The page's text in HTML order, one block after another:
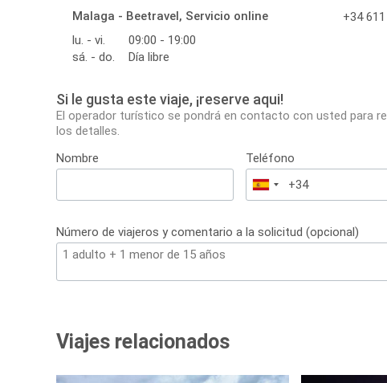
Malaga - Beetravel, Servicio online
lu. - vi.
09:00 - 19:00
sá. - do.
Día libre
+34
Si le gusta este viaje, ¡reserve aqui!
El operador turístico se pondrá en contacto con usted para
los detalles.
Nombre
Teléfono
España
+34
Número de viajeros y comentario a la solicitud (opcional)
Viajes relacionados